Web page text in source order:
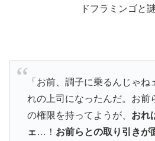
ドフラミンゴと
「お前、調子に乗るんじゃ
れの上司になったんだ。お前
の権限を持ってようが、 おれ
ェ…！ お前らとの取り引きが